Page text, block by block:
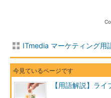
ITmedia マーケティング用
【用語解説】ライ